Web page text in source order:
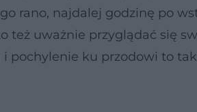
rano, najdalej godzinę po
też uważnie przyglądać się
pochylenie ku przodowi to